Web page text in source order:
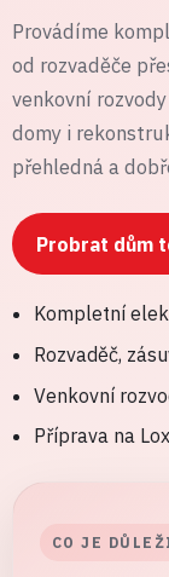
Provádíme
od rozvaděče
venkovní
domy i
přehledná a
Probrat dům
Kompletní
Rozvaděč,
Venkovní
Příprava na
CO JE